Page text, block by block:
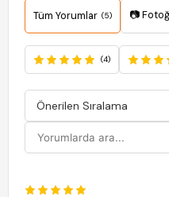
Tüm Yorumlar (5) 📷
(4)
Önerilen Sıralama